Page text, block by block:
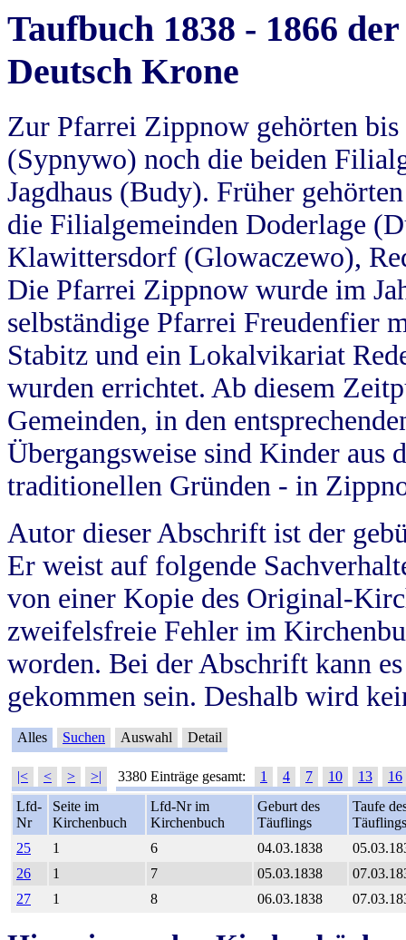
Taufbuch 1838 - 1866
Deutsch Krone
Zur Pfarrei Zippnow gehörten
(Sypnywo) noch die beiden
Jagdhaus (Budy). Früher
die Filialgemeinden Doderlage
Klawittersdorf (Glowaczewo),
Die Pfarrei Zippnow wurde im
selbständige Pfarrei Freudenfier
Stabitz und ein Lokalvikariat
wurden errichtet. Ab diesem
Gemeinden, in den
Übergangsweise sind Kinder aus
traditionellen Gründen - in
Autor dieser Abschrift ist der
Er weist auf folgende
von einer Kopie des Original-
zweifelsfreie Fehler im
worden. Bei der Abschrift kann
gekommen sein. Deshalb wird
Alles Suchen Auswahl Detail
|< < > >| 3380 Einträge gesamt: 1 4 7 10 13
16
Lfd-
Nr
Seite im
Kirchenbuch
Lfd-Nr im
Kirchenbuch
Geburt des
Täuflings
Taufe
Täuflings
25
1 6 04.03.1838
26
1 7 05.03.1838
27
1 8 06.03.1838